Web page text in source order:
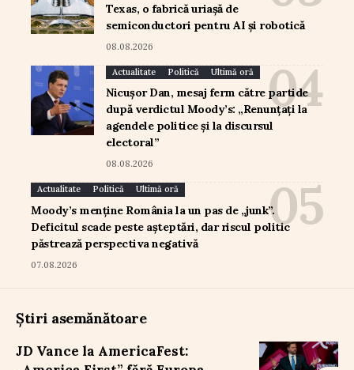
Texas, o fabrică uriașă de
semiconductori pentru AI și robotică
08.08.2026
Actualitate Politică Ultimă oră
Nicușor Dan, mesaj ferm către partide
după verdictul Moody’s: „Renunțați la
agendele politice și la discursul
electoral”
08.08.2026
Actualitate Politică Ultimă oră
Moody’s menține România la un pas de „junk”.
Deficitul scade peste așteptări, dar riscul politic
păstrează perspectiva negativă
07.08.2026
Știri asemănătoare
JD Vance la AmericaFest: